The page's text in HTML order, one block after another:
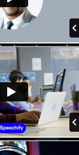
pilnus,
naršyklėje –
senųjų metodų.